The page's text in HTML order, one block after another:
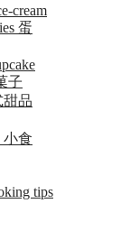
cream
蛋
子
甜品
小食
tips